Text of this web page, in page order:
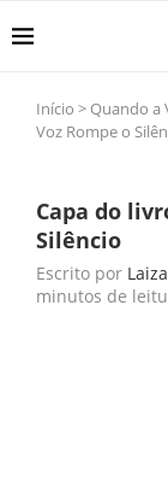
Início > Quando a
Voz Rompe o
Capa do
Silêncio
Escrito por
minutos de